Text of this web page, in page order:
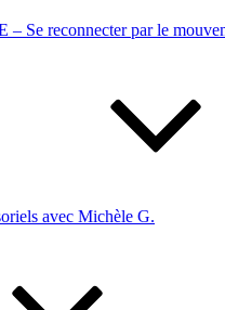
Se reconnecter par le
avec Michèle G.